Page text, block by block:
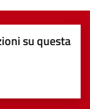
su questa